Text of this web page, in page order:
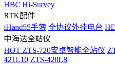
HBC Hi-Survey
RTK配件
iHand55手簿 全协议外挂电台
中海达全站仪
HOT ZTS-720安卓智能全站仪
421L10 ZTS-420L8